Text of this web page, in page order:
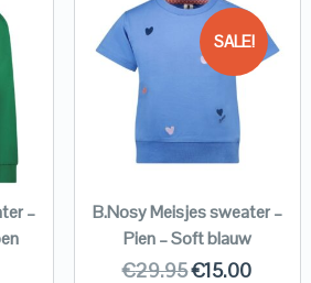
–
SALE!
B.Nosy Meisjes sweater –
Pien – Soft blauw
€29.95€15.00